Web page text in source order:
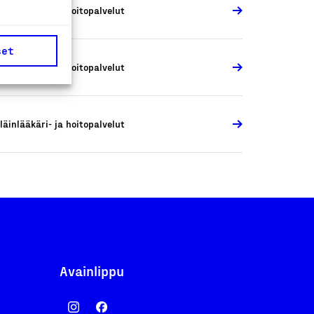
Eläinlääkäri- ja hoitopalvelut
ja hoitopalvelut
ja hoitopalvelut
Avainlippu